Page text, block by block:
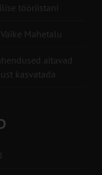
tööriistani
Mahetalu
aitavad
kasvatada